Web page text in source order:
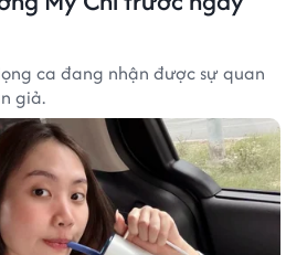
ca đang nhận được sự quan
giả.